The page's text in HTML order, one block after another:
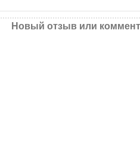
Новый отзыв или